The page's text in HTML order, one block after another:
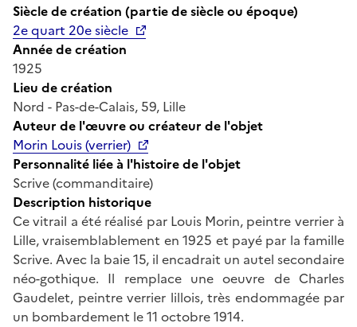
Siècle de création (partie de siècle ou époque)
2e quart 20e siècle
Année de création
1925
Lieu de création
Nord - Pas-de-Calais, 59, Lille
Auteur de l'œuvre ou créateur de l'objet
Morin Louis (verrier)
Personnalité liée à l'histoire de l'objet
Scrive (commanditaire)
Description historique
Ce vitrail a été réalisé par Louis Morin, peintre verrier à
Lille, vraisemblablement en 1925 et payé par la famille
Scrive. Avec la baie 15, il encadrait un autel secondaire
néo-gothique. Il remplace une oeuvre de Charles
Gaudelet, peintre verrier lillois, très endommagée par
un bombardement le 11 octobre 1914.